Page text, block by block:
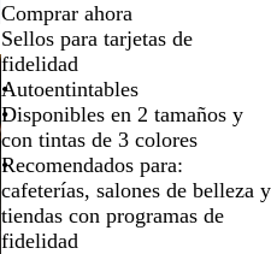
Comprar ahora
Sellos para tarjetas de
fidelidad
Autoentintables
Disponibles en 2 tamaños y
con tintas de 3 colores
Recomendados para:
cafeterías, salones de belleza y
tiendas con programas de
fidelidad